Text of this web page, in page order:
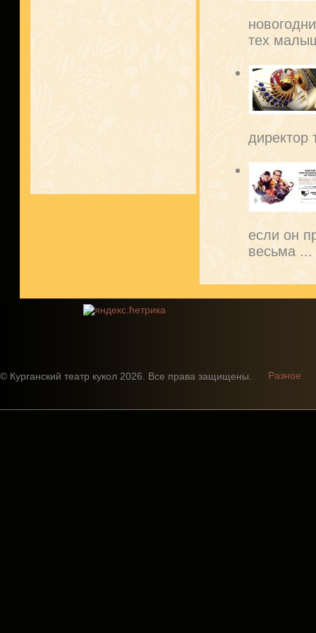
тех
директор
если он
весьма ...
© Курганский театр кукол 2026. Все права защищены. Разное